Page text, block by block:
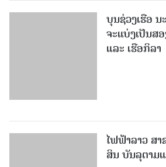
ບຸນຊ່ວງເຮືອ
ຈະແບ່ງເປັນສ
ແລະ ເຮືອກິລາ
ໄຟ​ຟ້າ​ລາວ ສ
ສິນ ບັນ​ລຸ​ຕາມ​